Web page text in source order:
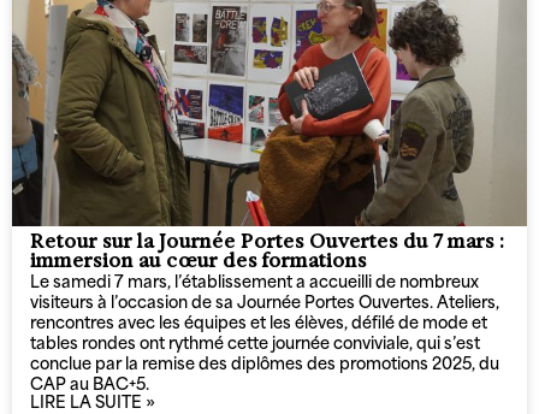
Retour sur la Journée Portes Ouvertes du 7 mars :
immersion au cœur des formations
Le samedi 7 mars, l’établissement a accueilli de nombreux
visiteurs à l’occasion de sa Journée Portes Ouvertes. Ateliers,
rencontres avec les équipes et les élèves, défilé de mode et
tables rondes ont rythmé cette journée conviviale, qui s’est
conclue par la remise des diplômes des promotions 2025, du
CAP au BAC+5.
LIRE LA SUITE »